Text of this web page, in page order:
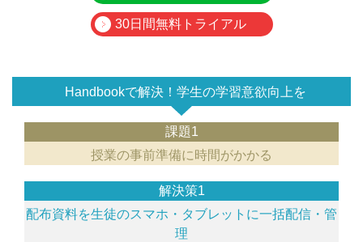
30日間無料トライアル
Handbookで解決！学生の学習意欲向上を
課題1
授業の事前準備に時間がかかる
解決策1
配布資料を生徒のスマホ・タブレットに一括配信・管
理